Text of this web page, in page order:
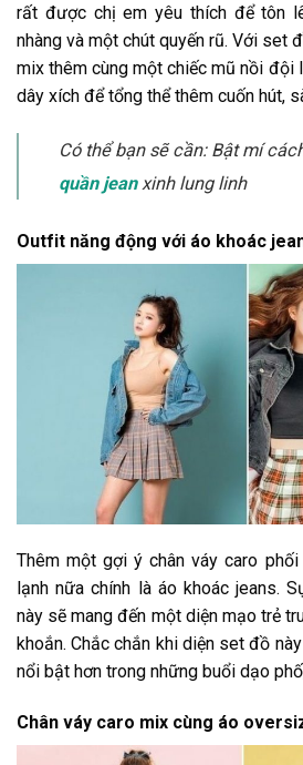
rất được chị em yêu thích để tôn
nhàng và một chút quyến rũ. Với set
mix thêm cùng một chiếc mũ nồi đội
dây xích để tổng thể thêm cuốn hút,
Có thể bạn sẽ cần: Bật mí
quần jeanxinh lung linh
Outfit năng động với áo khoác
Thêm một gợi ý chân váy caro
lạnh nữa chính là áo khoác jeans.
này sẽ mang đến một diện mạo trẻ
khoắn. Chắc chắn khi diện set đồ
nổi bật hơn trong những buổi dạo
Chân váy caro mix cùng áo